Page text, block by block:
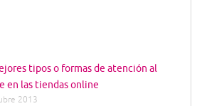
tipos o formas de atención al
en las tiendas online
2013